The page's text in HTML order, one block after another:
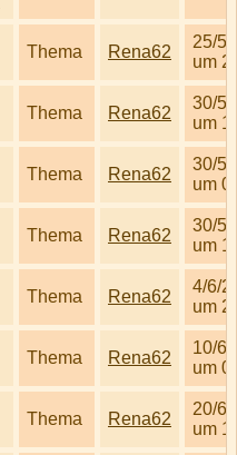
Thema Rena62
25/5/
um
Thema Rena62
30/5/
um
Thema Rena62
30/5/
um
Thema Rena62
30/5/
um
Thema Rena62
4/6/
um
Thema Rena62
10/6/
um
Thema Rena62
20/6/
um